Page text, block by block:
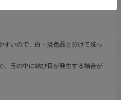
すいので、白・淡色品と分けて洗っ
、玉の中に結び目が発生する場合が